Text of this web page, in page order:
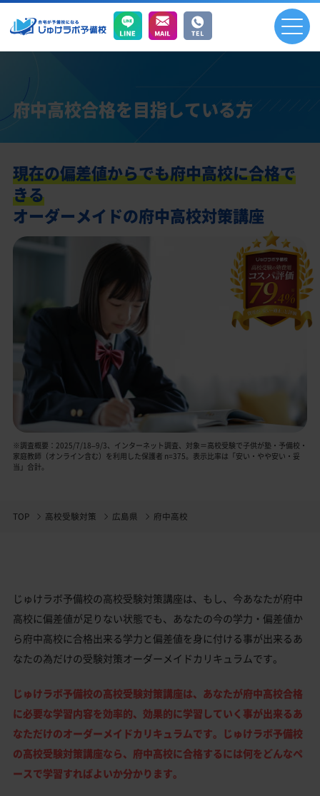
府中高校合格を目指している方
現在の偏差値からでも府中高校に合格で
きる
オーダーメイドの府中高校対策講座
※調査概要：2025/7/18–9/3、インターネット調査、対象＝高校受験で子供が塾・予備校・
家庭教師（オンライン含む）を利用した保護者 n=375。表示比率は「安い・やや安い・妥
当」合計。
TOP 高校受験対策 広島県 府中高校
じゅけラボ予備校の高校受験対策講座は、もし、今あなたが府中
高校に偏差値が足りない状態でも、あなたの今の学力・偏差値か
ら府中高校に合格出来る学力と偏差値を身に付ける事が出来るあ
なたの為だけの受験対策オーダーメイドカリキュラムです。
じゅけラボ予備校の高校受験対策講座は、あなたが府中高校合格
に必要な学習内容を効率的、効果的に学習していく事が出来るあ
なただけのオーダーメイドカリキュラムです。じゅけラボ予備校
の高校受験対策講座なら、府中高校に合格するには何をどんなペ
ースで学習すればよいか分かります。